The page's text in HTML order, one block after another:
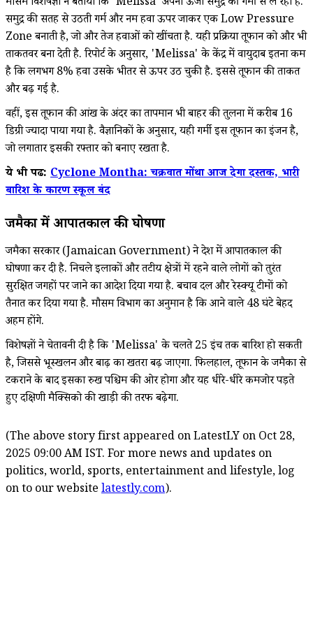
समुद्र की सतह से उठती गर्म और नम हवा ऊपर जाकर एक Low Pressure
Zone बनाती है, जो और तेज हवाओं को खींचता है. यही प्रक्रिया तूफान को और भी
ताकतवर बना देती है. रिपोर्ट के अनुसार, 'Melissa' के केंद्र में वायुदाब इतना कम
है कि लगभग 8% हवा उसके भीतर से ऊपर उठ चुकी है. इससे तूफान की ताकत
और बढ़ गई है.
वहीं, इस तूफान की आंख के अंदर का तापमान भी बाहर की तुलना में करीब 16
डिग्री ज्यादा पाया गया है. वैज्ञानिकों के अनुसार, यही गर्मी इस तूफान का इंजन है,
जो लगातार इसकी रफ्तार को बनाए रखता है.
ये भी पढें: Cyclone Montha: चक्रवात मोंथा आज देगा दस्तक, भारी
बारिश के कारण स्कूल बंद
जमैका में आपातकाल की घोषणा
जमैका सरकार (Jamaican Government) ने देश में आपातकाल की
घोषणा कर दी है. निचले इलाकों और तटीय क्षेत्रों में रहने वाले लोगों को तुरंत
सुरक्षित जगहों पर जाने का आदेश दिया गया है. बचाव दल और रेस्क्यू टीमों को
तैनात कर दिया गया है. मौसम विभाग का अनुमान है कि आने वाले 48 घंटे बेहद
अहम होंगे.
विशेषज्ञों ने चेतावनी दी है कि 'Melissa' के चलते 25 इंच तक बारिश हो सकती
है, जिससे भूस्खलन और बाढ़ का खतरा बढ़ जाएगा. फिलहाल, तूफान के जमैका से
टकराने के बाद इसका रुख पश्चिम की ओर होगा और यह धीरे-धीरे कमजोर पड़ते
हुए दक्षिणी मैक्सिको की खाड़ी की तरफ बढ़ेगा.
(The above story first appeared on LatestLY on Oct 28,
2025 09:00 AM IST. For more news and updates on
politics, world, sports, entertainment and lifestyle, log
on to our website latestly.com).